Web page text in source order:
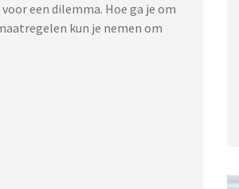
een dilemma. Hoe ga je om
kun je nemen om